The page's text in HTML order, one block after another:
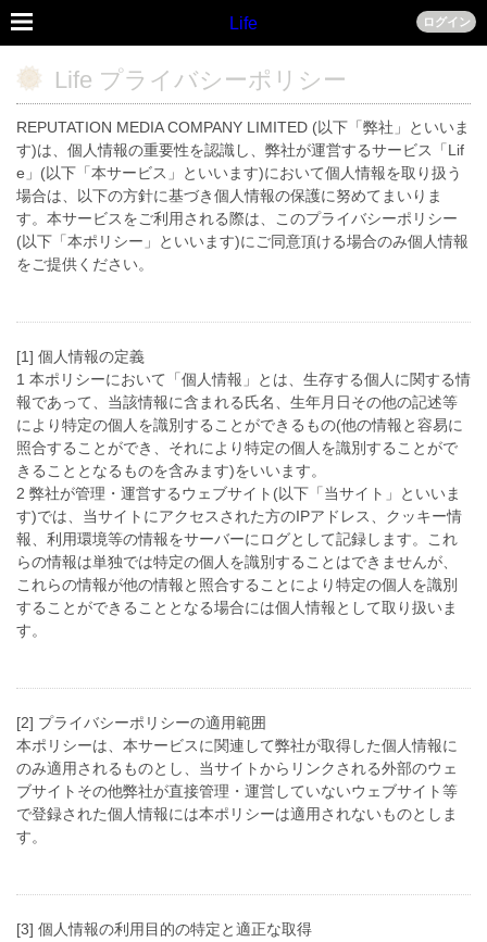
Life ログイン
Life プライバシーポリシー
REPUTATION MEDIA COMPANY LIMITED (以下「弊社」といいま
す)は、個人情報の重要性を認識し、弊社が運営するサービス「Lif
e」(以下「本サービス」といいます)において個人情報を取り扱う
場合は、以下の方針に基づき個人情報の保護に努めてまいりま
す。本サービスをご利用される際は、このプライバシーポリシー
(以下「本ポリシー」といいます)にご同意頂ける場合のみ個人情報
をご提供ください。
[1] 個人情報の定義
1 本ポリシーにおいて「個人情報」とは、生存する個人に関する情
報であって、当該情報に含まれる氏名、生年月日その他の記述等
により特定の個人を識別することができるもの(他の情報と容易に
照合することができ、それにより特定の個人を識別することがで
きることとなるものを含みます)をいいます。
2 弊社が管理・運営するウェブサイト(以下「当サイト」といいま
す)では、当サイトにアクセスされた方のIPアドレス、クッキー情
報、利用環境等の情報をサーバーにログとして記録します。これ
らの情報は単独では特定の個人を識別することはできませんが、
これらの情報が他の情報と照合することにより特定の個人を識別
することができることとなる場合には個人情報として取り扱いま
す。
[2] プライバシーポリシーの適用範囲
本ポリシーは、本サービスに関連して弊社が取得した個人情報に
のみ適用されるものとし、当サイトからリンクされる外部のウェ
ブサイトその他弊社が直接管理・運営していないウェブサイト等
で登録された個人情報には本ポリシーは適用されないものとしま
す。
[3] 個人情報の利用目的の特定と適正な取得